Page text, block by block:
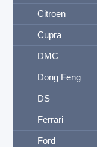
Citroen
Cupra
DMC
Dong Feng
DS
Ferrari
Ford